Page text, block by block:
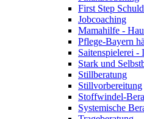
First Step
Jobcoaching
Mamahilfe -
Pflege-Bayern
Saitenspielerei -
Stark und
Stillberatung
Stillvorbereitung
Stoffwindel-
Systemische